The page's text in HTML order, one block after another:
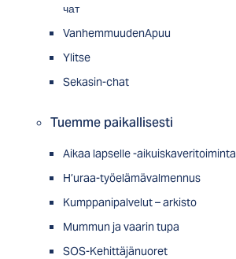
чат
VanhemmuudenApuu
Ylitse
Sekasin-chat
Tuemme paikallisesti
Aikaa lapselle -aikuiskaveritoiminta
H’uraa-työelämävalmennus
Kumppanipalvelut – arkisto
Mummun ja vaarin tupa
SOS-Kehittäjänuoret